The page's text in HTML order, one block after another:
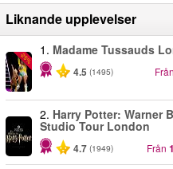
Liknande upplevelser
-25%
1. Madame Tussauds
4.5 (1495)
2. Harry Potter: Warner
Studio Tour London
4.7 (1949) Från